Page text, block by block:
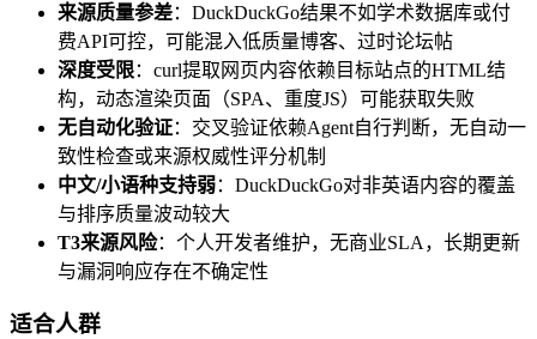
来源质量参差：DuckDuckGo结果不如学术数据库或付
费API可控，可能混入低质量博客、过时论坛帖
深度受限：curl提取网页内容依赖目标站点的HTML结
构，动态渲染页面（SPA、重度JS）可能获取失败
无自动化验证：交叉验证依赖Agent自行判断，无自动一
致性检查或来源权威性评分机制
中文/小语种支持弱：DuckDuckGo对非英语内容的覆盖
与排序质量波动较大
T3来源风险：个人开发者维护，无商业SLA，长期更新
与漏洞响应存在不确定性
适合人群